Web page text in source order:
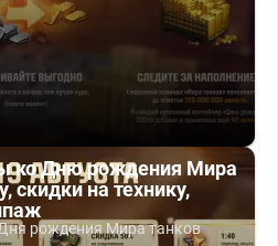
ко Дню рождения Мира
скидки на технику,
рождения Мира танков